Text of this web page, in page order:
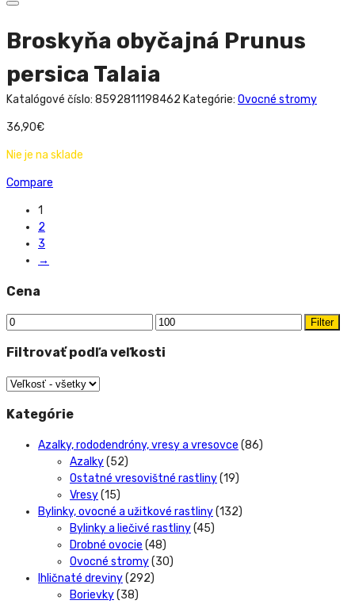
Broskyňa obyčajná Prunus
persica Talaia
Katalógové číslo: 8592811198462 Kategórie: Ovocné stromy
36,90€
Nie je na sklade
Compare
1
2
3
→
Cena
Filter
Filtrovať podľa veľkosti
Kategórie
Azalky, rododendróny, vresy a vresovce (86)
Azalky(52)
Ostatné vresovištné rastliny(19)
Vresy(15)
Bylinky, ovocné a užitkové rastliny(132)
Bylinky a liečivé rastliny(45)
Drobné ovocie (48)
Ovocné stromy(30)
Ihličnaté dreviny(292)
Borievky(38)